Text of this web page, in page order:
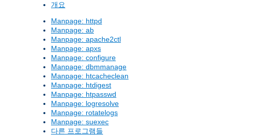
개요
Manpage: httpd
Manpage: ab
Manpage: apache2ctl
Manpage: apxs
Manpage: configure
Manpage: dbmmanage
Manpage: htcacheclean
Manpage: htdigest
Manpage: htpasswd
Manpage: logresolve
Manpage: rotatelogs
Manpage: suexec
다른 프로그램들